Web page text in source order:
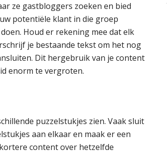
ze gastbloggers zoeken en bied
potentiële klant in die groep
Houd er rekening mee dat elk
je bestaande tekst om het nog
Dit hergebruik van je content
enorm te vergroten.
puzzelstukjes zien. Vaak sluit
aan elkaar en maak er een
content over hetzelfde